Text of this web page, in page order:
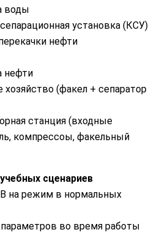
воды
установка (КСУ)
нефти
нефти
(факел + сепаратор
станция (входные
компрессоы, факельный
сценариев
на режим в нормальных
во время работы